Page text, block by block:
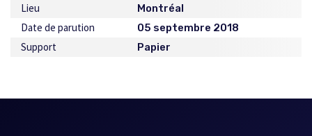
Lieu Montréal
Date de parution 05 septembre 2018
Support Papier